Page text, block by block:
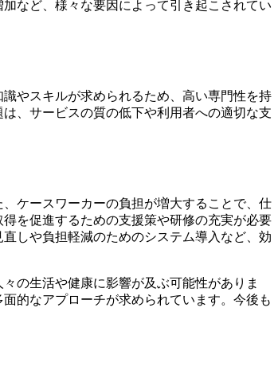
など、様々な要因によって引き起こされてい
やスキルが求められるため、高い専門性を持
、サービスの質の低下や利用者への適切な支
ケースワーカーの負担が増大することで、仕
を促進するための支援策や研修の充実が必要
しや負担軽減のためのシステム導入など、効
の生活や健康に影響が及ぶ可能性がありま
的なアプローチが求められています。今後も